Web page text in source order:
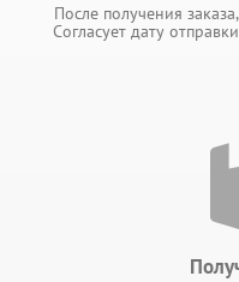
После получения
Согласует дату